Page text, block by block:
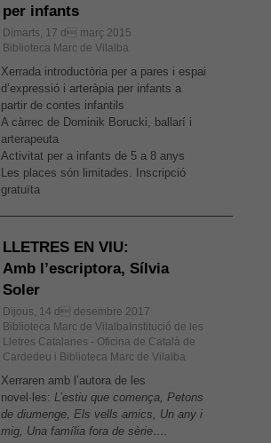
per infants
Dimarts, 17 d març 2015
Biblioteca Marc de Vilalba
Xerrada introductòria per a pares i espai
d’expressió i arteràpia per infants a
partir de contes infantils
A càrrec de Dominik Borucki, ballarí i
arterapeuta
Activitat per a infants de 5 a 8 anys
Les places són limitades. Inscripció
gratuïta
LLETRES EN VIU:
Amb l’escriptora, Sílvia
Soler
Dijous, 14 d desembre 2017
Biblioteca Marc de VilalbaInstitució de les
Lletres Catalanes - Oficina de Català de
Cardedeu i Biblioteca Marc de Vilalba
Xerraren amb l’autora de les
novel·les: L’estiu que comença, Petons
de diumenge, Els vells amics, Un any i
mig, Una família fora de sèrie….